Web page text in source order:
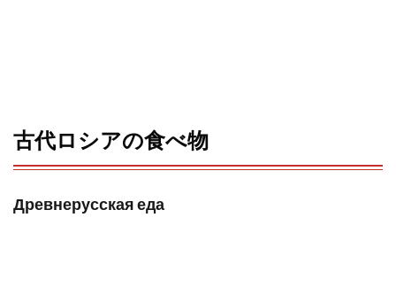
古代ロシアの食べ物
Древнерусская еда